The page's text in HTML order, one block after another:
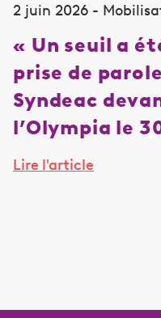
2 juin 2026 -
« Un seuil a
prise de
Syndeac
l’Olympia le
Lire l'article